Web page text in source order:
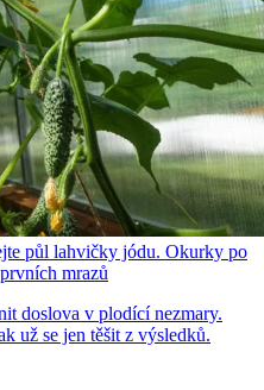
půl lahvičky jódu. Okurky po
mrazů
doslova v plodící nezmary.
už se jen těšit z výsledků.